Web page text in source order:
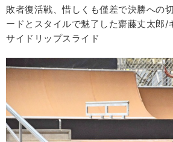
敗者復活戦、惜しくも僅差で決勝への
ードとスタイルで魅了した齋藤丈太郎/
サイドリップスライド